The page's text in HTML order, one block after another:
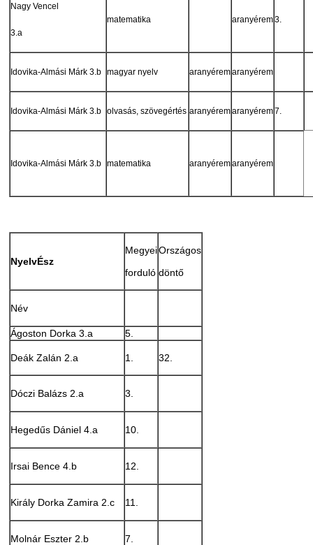
Nagy Vencel
3.a
matematika aranyérem3.
Idovika-Almási Márk 3.b magyar nyelv aranyéremaranyérem
Idovika-Almási Márk 3.b olvasás, szövegértés aranyéremaranyérem7.
Idovika-Almási Márk 3.b matematika aranyéremaranyérem
NyelvÉsz
Megyei
forduló
Országos
döntő
Név
Ágoston Dorka 3.a 5.
Deák Zalán 2.a 1. 32.
Dóczi Balázs 2.a 3.
Hegedűs Dániel 4.a 10.
Irsai Bence 4.b 12.
Király Dorka Zamira 2.c 11.
Molnár Eszter 2.b 7.